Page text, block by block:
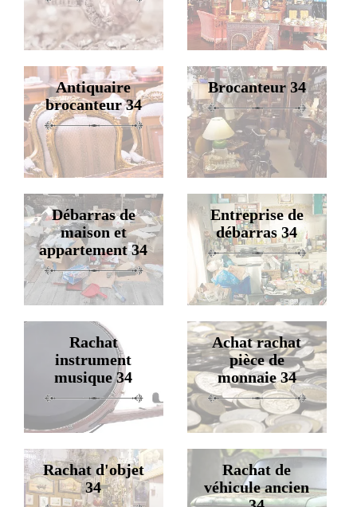
Antiquaire
brocanteur 34
Brocanteur 34
Débarras de
maison et
appartement 34
Entreprise de
débarras 34
Rachat
instrument
musique 34
Achat rachat
pièce de
monnaie 34
Rachat d'objet
34
Rachat de
véhicule ancien